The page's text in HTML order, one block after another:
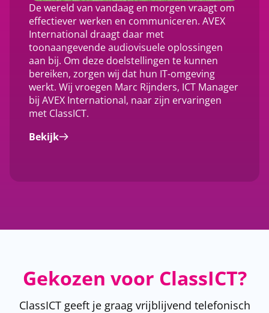
De wereld van vandaag en morgen vraagt om
effectiever werken en communiceren. AVEX
International draagt daar met
toonaangevende audiovisuele oplossingen
aan bij. Om deze doelstellingen te kunnen
bereiken, zorgen wij dat hun IT-omgeving
werkt. Wij vroegen Marc Rijnders, ICT Manager
bij AVEX International, naar zijn ervaringen
met ClassICT.
Bekijk
Gekozen voor ClassICT?
ClassICT geeft je graag vrijblijvend telefonisch